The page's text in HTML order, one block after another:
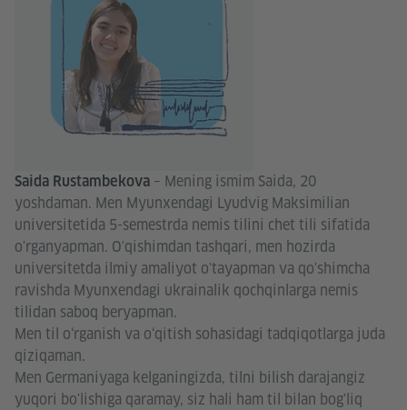
Saida Rustambekova – Mening ismim Saida, 20
yoshdaman. Men Myunxendagi Lyudvig Maksimilian
universitetida 5-semestrda nemis tilini chet tili sifatida
o'rganyapman. O'qishimdan tashqari, men hozirda
universitetda ilmiy amaliyot o'tayapman va qo'shimcha
ravishda Myunxendagi ukrainalik qochqinlarga nemis
tilidan saboq beryapman.
Men til o‘rganish va o‘qitish sohasidagi tadqiqotlarga juda
qiziqaman.
Men Germaniyaga kelganingizda, tilni bilish darajangiz
yuqori bo'lishiga qaramay, siz hali ham til bilan bog'liq